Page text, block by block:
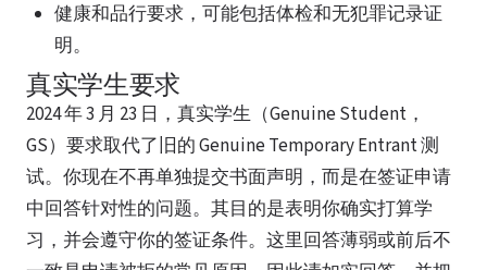
健康和品行要求，可能包括体检和无犯罪记录证
明。
真实学生要求
2024 年 3 月 23 日，真实学生（Genuine Student，
GS）要求取代了旧的 Genuine Temporary Entrant 测
试。你现在不再单独提交书面声明，而是在签证申请
中回答针对性的问题。其目的是表明你确实打算学
习，并会遵守你的签证条件。这里回答薄弱或前后不